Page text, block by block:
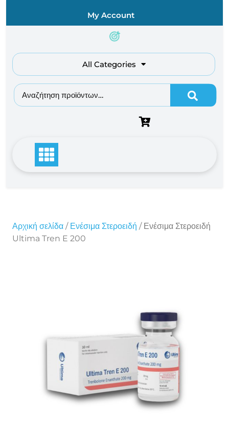
My Account
All Categories
Αναζήτηση για:
Αρχική σελίδα / Ενέσιμα Στεροειδή / Ενέσιμα Στεροειδή
Ultima Tren E 200